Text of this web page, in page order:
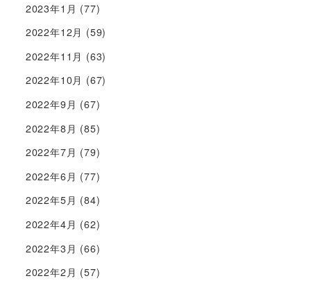
2023年1月 (77)
2022年12月 (59)
2022年11月 (63)
2022年10月 (67)
2022年9月 (67)
2022年8月 (85)
2022年7月 (79)
2022年6月 (77)
2022年5月 (84)
2022年4月 (62)
2022年3月 (66)
2022年2月 (57)